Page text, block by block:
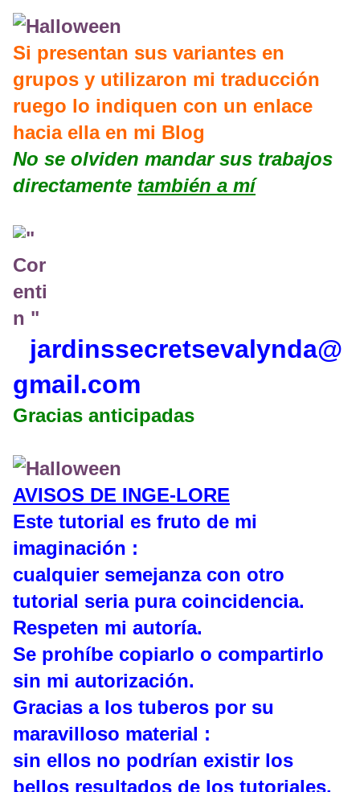
Si presentan sus variantes en
grupos y utilizaron mi traducción
ruego lo indiquen con un enlace
hacia ella en mi Blog
No se olviden mandar sus trabajos
directamente también a mí
jardinssecretsevalynda@
gmail.com
Gracias anticipadas
AVISOS DE INGE-LORE
Este tutorial es fruto de mi
imaginación :
cualquier semejanza con otro
tutorial seria pura coincidencia.
Respeten mi autoría.
Se prohíbe copiarlo o compartirlo
sin mi autorización.
Gracias a los tuberos por su
maravilloso material :
sin ellos no podrían existir los
bellos resultados de los tutoriales.